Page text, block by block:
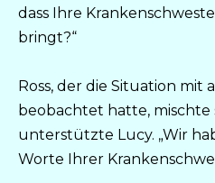
dass Ihre
bringt?“
Ross, der die Situation mit
beobachtet hatte, mischte
unterstützte Lucy. „Wir
Worte Ihrer